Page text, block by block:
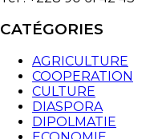
CATÉGORIES
AGRICULTURE
COOPERATION
CULTURE
DIASPORA
DIPOLMATIE